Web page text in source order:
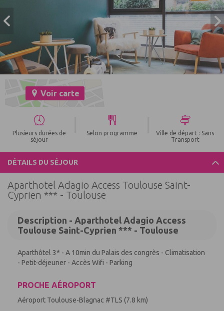
Voir carte
Plusieurs durées de
séjour
Selon programme
Ville de départ : Sans
Transport
DÉTAILS DU SÉJOUR
Aparthotel Adagio Access Toulouse Saint-
Cyprien *** - Toulouse
Description - Aparthotel Adagio Access
Toulouse Saint-Cyprien *** - Toulouse
Aparthôtel 3* - A 10min du Palais des congrès - Climatisation
- Petit-déjeuner - Accès Wifi - Parking
PROCHE AÉROPORT
Aéroport Toulouse-Blagnac #TLS (7.8 km)